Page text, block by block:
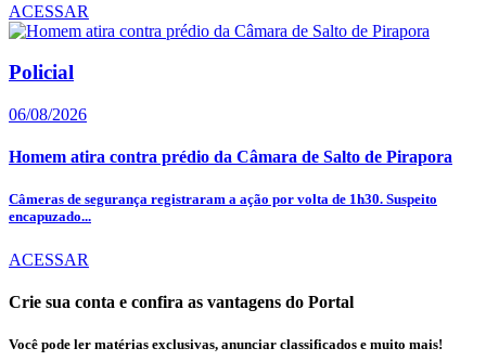
ACESSAR
Policial
06/08/2026
Homem atira contra prédio da Câmara de Salto de Pirapora
Câmeras de segurança registraram a ação por volta de 1h30. Suspeito
encapuzado...
ACESSAR
Crie sua conta e confira as vantagens do Portal
Você pode ler matérias exclusivas, anunciar classificados e muito mais!